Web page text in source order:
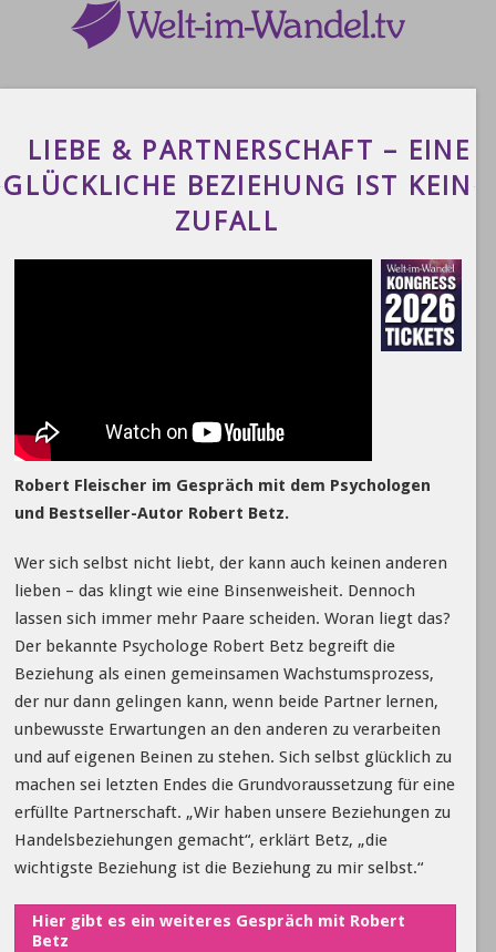
LIEBE & PARTNERSCHAFT – EINE
GLÜCKLICHE BEZIEHUNG IST KEIN
ZUFALL
Robert Fleischer im Gespräch mit dem Psychologen
und Bestseller-Autor Robert Betz.
Wer sich selbst nicht liebt, der kann auch keinen anderen
lieben – das klingt wie eine Binsenweisheit. Dennoch
lassen sich immer mehr Paare scheiden. Woran liegt das?
Der bekannte Psychologe Robert Betz begreift die
Beziehung als einen gemeinsamen Wachstumsprozess,
der nur dann gelingen kann, wenn beide Partner lernen,
unbewusste Erwartungen an den anderen zu verarbeiten
und auf eigenen Beinen zu stehen. Sich selbst glücklich zu
machen sei letzten Endes die Grundvoraussetzung für eine
erfüllte Partnerschaft. „Wir haben unsere Beziehungen zu
Handelsbeziehungen gemacht“, erklärt Betz, „die
wichtigste Beziehung ist die Beziehung zu mir selbst.“
Hier gibt es ein weiteres Gespräch mit Robert
Betz